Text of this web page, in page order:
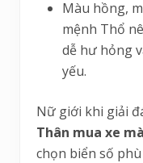
Màu hồng,
mệnh Thổ
dễ hư hỏng
yếu.
Nữ giới khi giải
Thân mua xe
chọn biển số